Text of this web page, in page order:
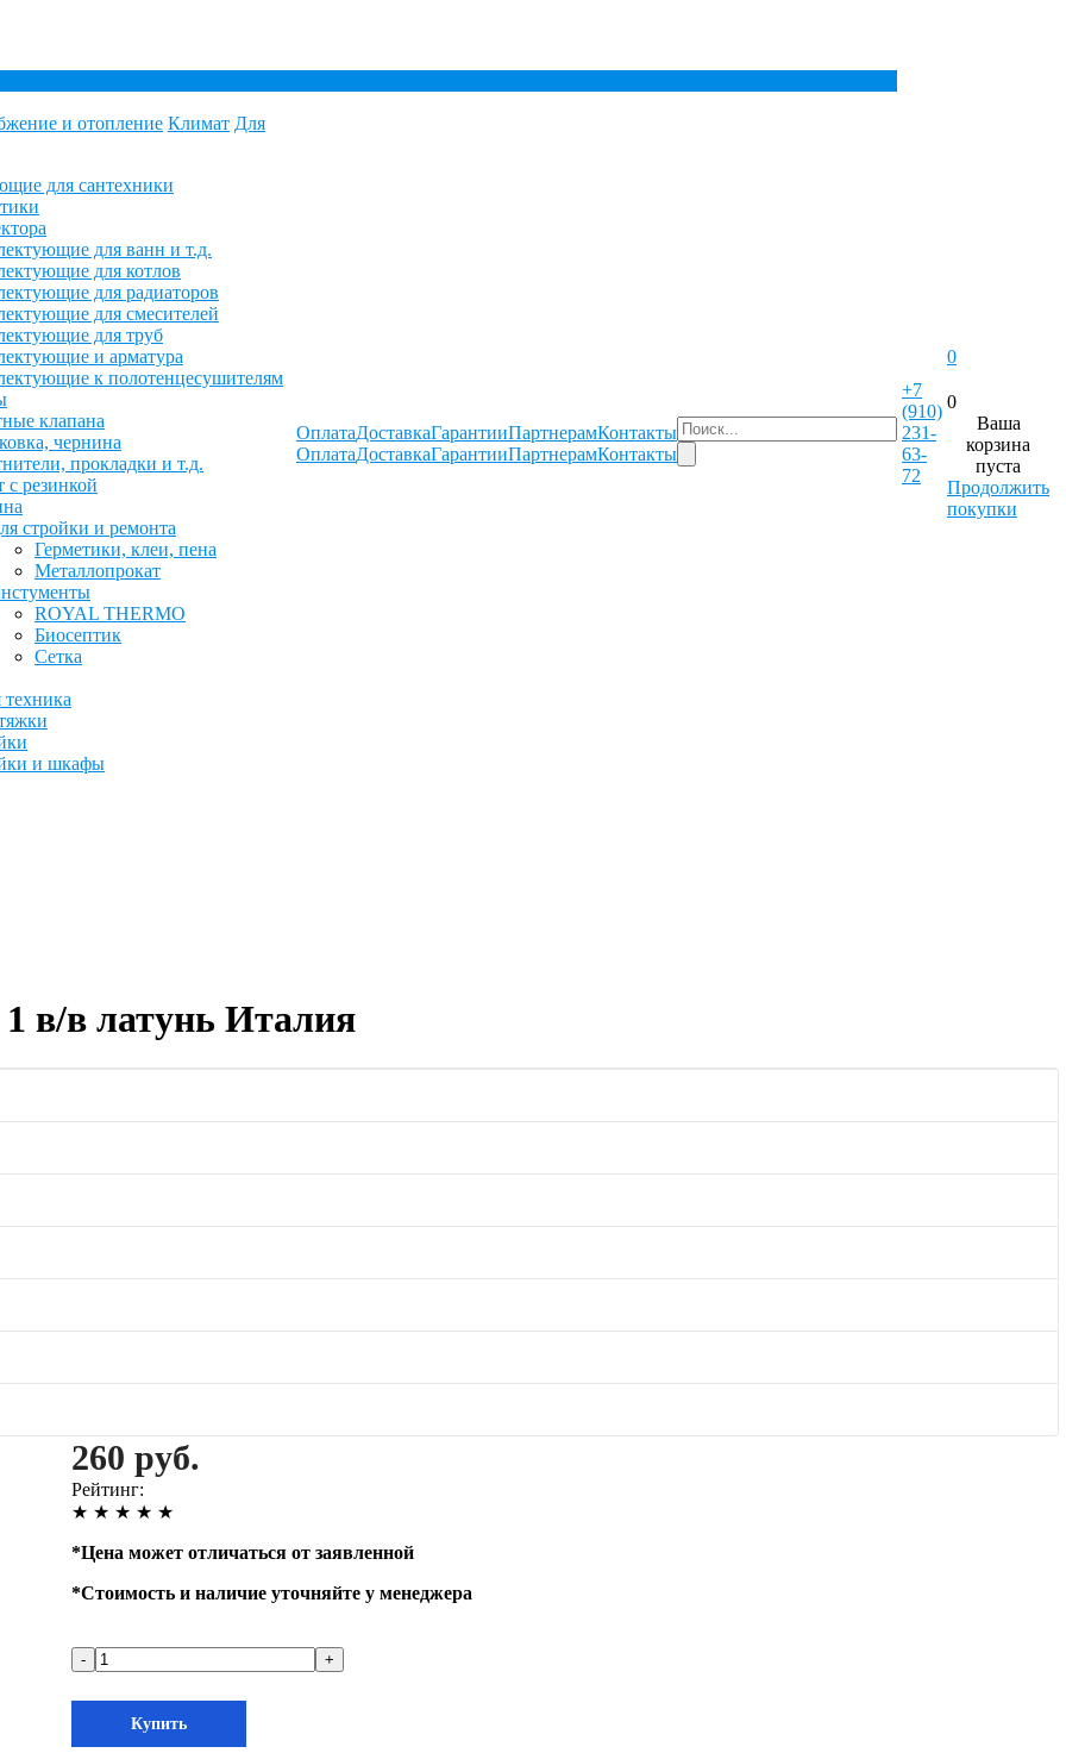
и отопление Климат Для
для сантехники
для ванн и т.д.
для котлов
для радиаторов
для смесителей
для труб
и арматура
к полотенцесушителям
клапана
чернина
прокладки и т.д.
с резинкой
стройки и ремонта
Герметики, клеи, пена
Металлопрокат
ROYAL THERMO
Биосептик
Сетка
техника
и шкафы
Оплата
Оплата
Доставка
Доставка
Гарантии
Гарантии
Партнерам
Партнерам
Контакты
Контакты
+7
(910)
231-
63-
72
0
0
Ваша
корзина
пуста
Продолжить
покупки
в/в латунь Италия
260 руб.
Рейтинг:
★ ★ ★ ★ ★
*Цена может отличаться от заявленной
*Стоимость и наличие уточняйте у менеджера
- +
Купить